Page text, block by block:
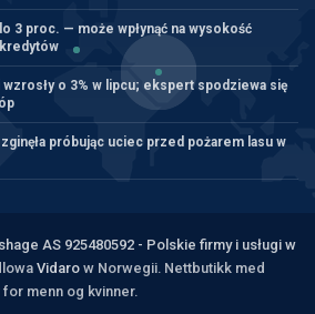
3 proc. — może wpłynąć na wysokość
o 3% w lipcu; ekspert spodziewa się
próbując uciec przed pożarem lasu w
AS 925480592 - Polskie firmy i usługi w
Vidaro w Norwegii. Nettbutikk med
for menn og kvinner.